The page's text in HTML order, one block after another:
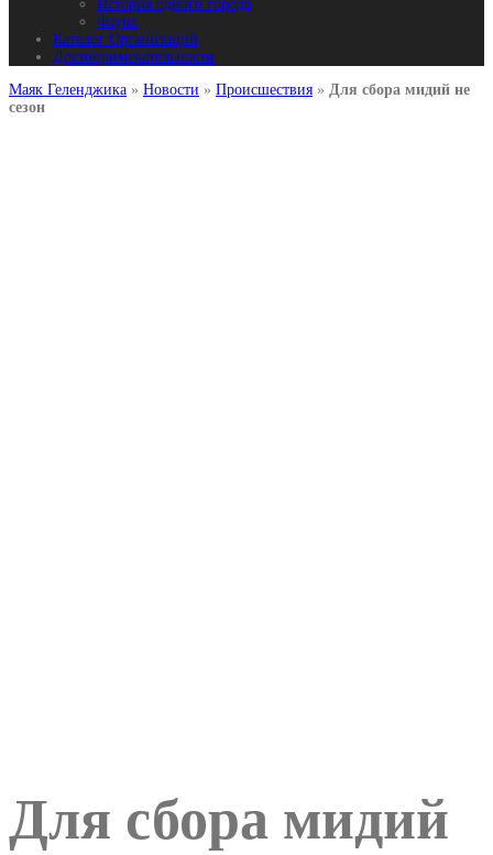
История одного города
Фауна
Каталог Организаций
Достопримечательности
Маяк Геленджика » Новости » Происшествия » Для сбора мидий не
сезон
Для сбора мидий